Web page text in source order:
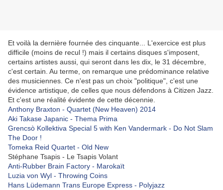
Et voilà la dernière fournée des cinquante... L'exercice est plus
difficile (moins de recul !) mais il certains disques s'imposent,
certains artistes aussi, qui seront dans les dix, le 31 décembre,
c'est certain. Au terme, on remarque une prédominance relative
des musiciennes. Ce n'est pas un choix "politique", c'est une
évidence artistique, de celles que nous défendons à Citizen Jazz.
Et c'est une réalité évidente de cette décennie.
Anthony Braxton - Quartet (New Heaven) 2014
Aki Takase Japanic - Thema Prima
Grencsò Kollektiva Special 5 with Ken Vandermark - Do Not Slam
The Door !
Tomeka Reid Quartet - Old New
Stéphane Tsapis - Le Tsapis Volant
Anti-Rubber Brain Factory - Marokaït
Luzia von Wyl - Throwing Coins
Hans Lüdemann Trans Europe Express - Polyjazz